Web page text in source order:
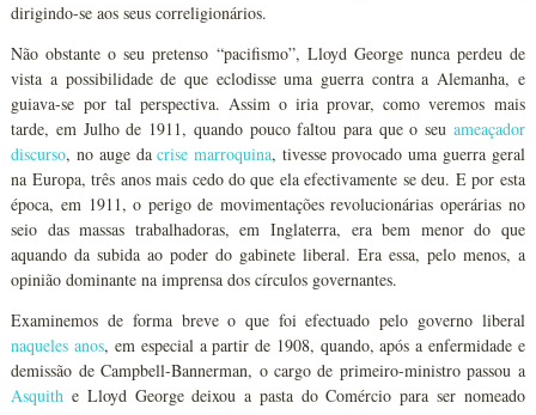
dirigindo-se aos seus correligionários.
Não obstante o seu pretenso “pacifismo”, Lloyd George nunca perdeu de
vista a possibilidade de que eclodisse uma guerra contra a Alemanha, e
guiava-se por tal perspectiva. Assim o iria provar, como veremos mais
tarde, em Julho de 1911, quando pouco faltou para que o seu ameaçador
discurso, no auge dacrise marroquina, tivesse provocado uma guerra geral
na Europa, três anos mais cedo do que ela efectivamente se deu. E por esta
época, em 1911, o perigo de movimentações revolucionárias operárias no
seio das massas trabalhadoras, em Inglaterra, era bem menor do que
aquando da subida ao poder do gabinete liberal. Era essa, pelo menos, a
opinião dominante na imprensa dos círculos governantes.
Examinemos de forma breve o que foi efectuado pelo governo liberal
naqueles anos, em especial a partir de 1908, quando, após a enfermidade e
demissão de Campbell-Bannerman, o cargo de primeiro-ministro passou a
Asquith e Lloyd George deixou a pasta do Comércio para ser nomeado